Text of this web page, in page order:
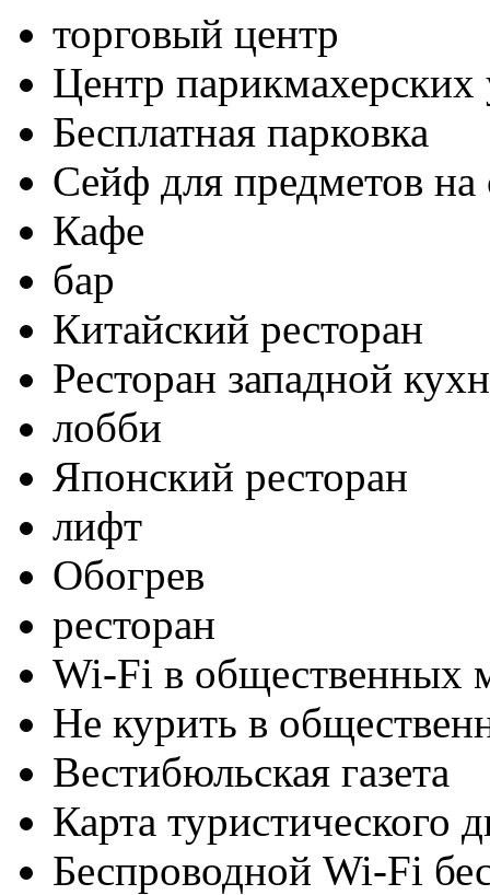
торговый центр
Центр парикмахерских
Бесплатная парковка
Сейф для предметов на
Кафе
бар
Китайский ресторан
Ресторан западной
лобби
Японский ресторан
лифт
Обогрев
ресторан
Wi-Fi в общественных
Не курить в
Вестибюльская газета
Карта туристического
Беспроводной Wi-Fi